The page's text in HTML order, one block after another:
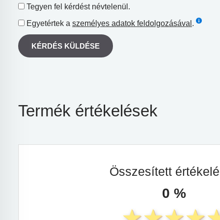
Tegyen fel kérdést névtelenül.
Egyetértek a személyes adatok feldolgozásával .
KÉRDÉS KÜLDÉSE
Termék értékelések
Összesített
0 %